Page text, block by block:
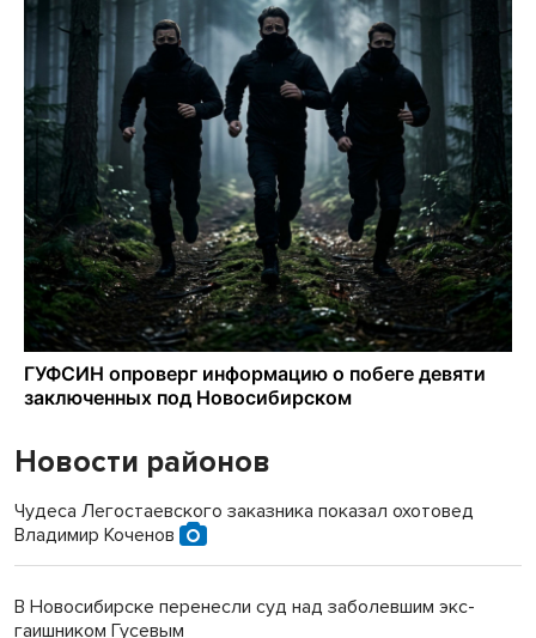
Новости районов
Чудеса Легостаевского заказника показал охотовед
Владимир Коченов
В Новосибирске перенесли суд над заболевшим экс-
гаишником Гусевым